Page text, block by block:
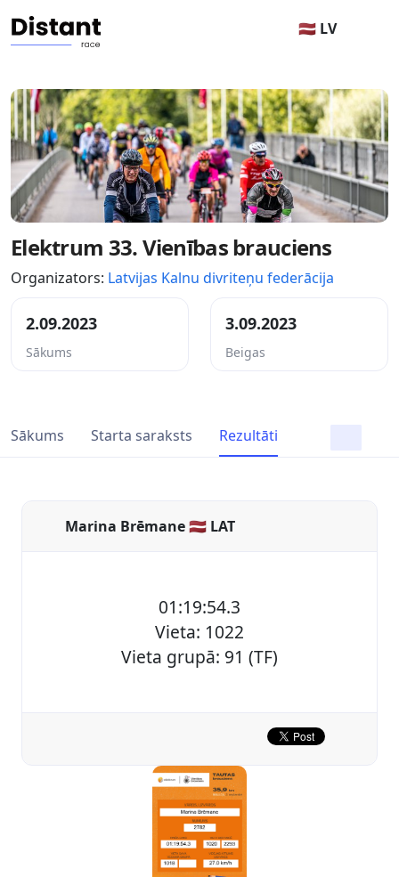
🇱🇻 LV
Elektrum 33. Vienības brauciens
Organizators: Latvijas Kalnu divriteņu federācija
2.09.2023
Sākums
3.09.2023
Beigas
Sākums Starta saraksts Rezultāti
Marina Brēmane 🇱🇻 LAT
01:19:54.3
Vieta: 1022
Vieta grupā: 91 (TF)